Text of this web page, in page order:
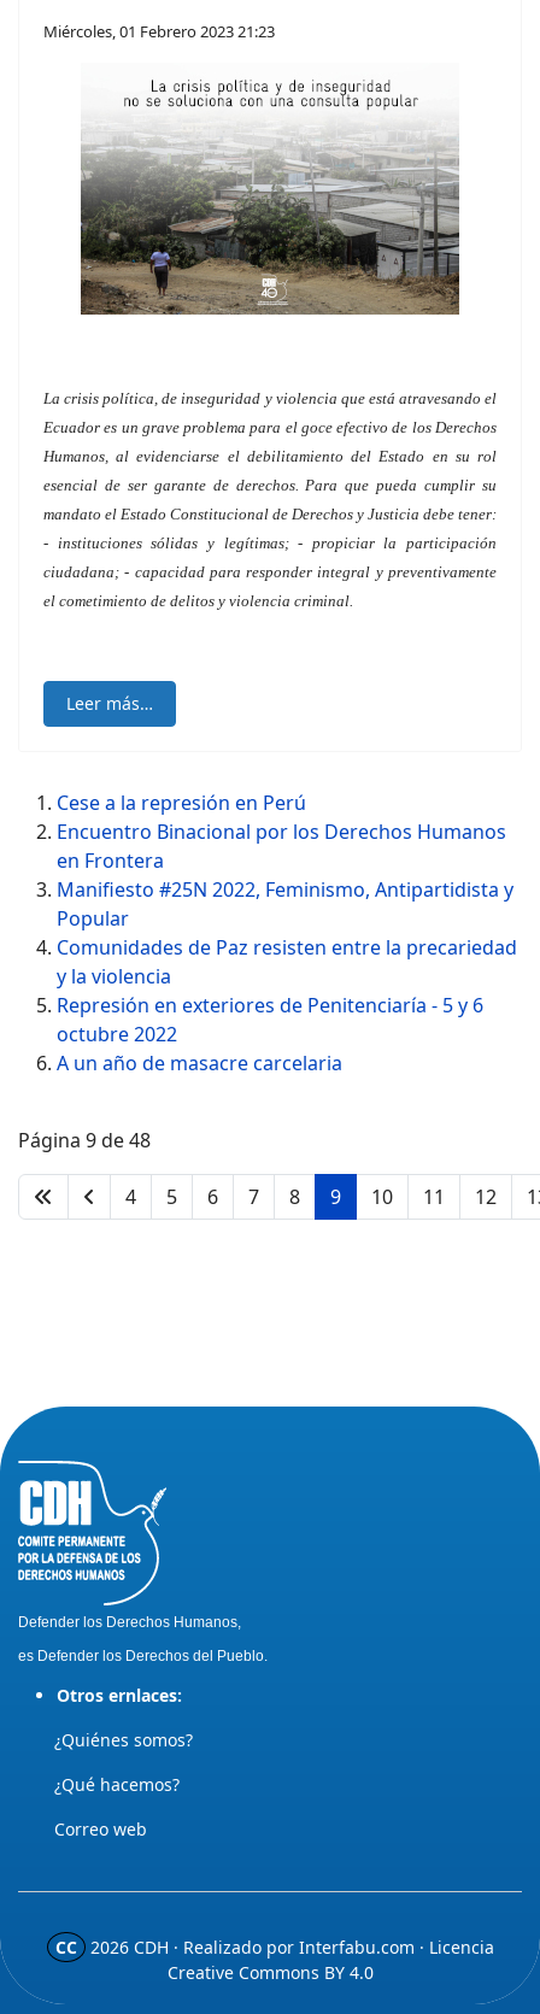
Miércoles, 01 Febrero 2023 21:23
La crisis política, de inseguridad y violencia que está atravesando el
Ecuador es un grave problema para el goce efectivo de los Derechos
Humanos, al evidenciarse el debilitamiento del Estado en su rol
esencial de ser garante de derechos. Para que pueda cumplir su
mandato el Estado Constitucional de Derechos y Justicia debe tener:
- instituciones sólidas y legítimas; - propiciar la participación
ciudadana; - capacidad para responder integral y preventivamente
el cometimiento de delitos y violencia criminal.
Leer más…
Cese a la represión en Perú
Encuentro Binacional por los Derechos Humanos
en Frontera
Manifiesto #25N 2022, Feminismo, Antipartidista y
Popular
Comunidades de Paz resisten entre la precariedad
y la violencia
Represión en exteriores de Penitenciaría - 5 y 6
octubre 2022
A un año de masacre carcelaria
Página 9 de 48
4 5 6 7 8 9 10 11 12
Defender los Derechos Humanos,
es Defender los Derechos del Pueblo.
Otros ernlaces:
¿Quiénes somos?
¿Qué hacemos?
Correo web
CC 2026CDH · Realizado por Interfabu.com · Licencia
Creative Commons BY 4.0